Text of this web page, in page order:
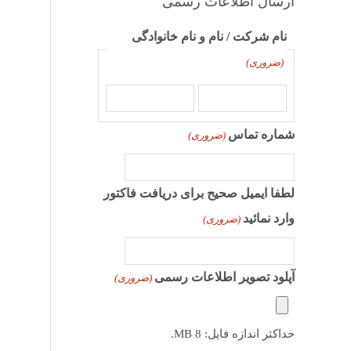
نام شرکت / نام و نام خانوادگی
(ضروری)
شماره تماس (ضروری)
لطفا ایمیل صحیح برای دریافت فاکتور
وارد نمائید (ضروری)
آپلود تصویر اطلاعات رسمی (ضروری)
حداکثر اندازه فایل: 8 MB.